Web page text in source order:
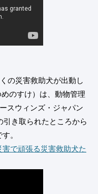
の災害救助犬が出動し
のすけ）は、動物管理
スウィンズ・ジャパン
引き取られたところから
。
害で頑張る災害救助犬た